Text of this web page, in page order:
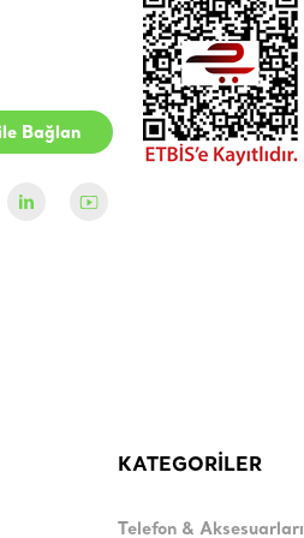
Bağlan
KATEGORİLER
Telefon & Aksesuarları